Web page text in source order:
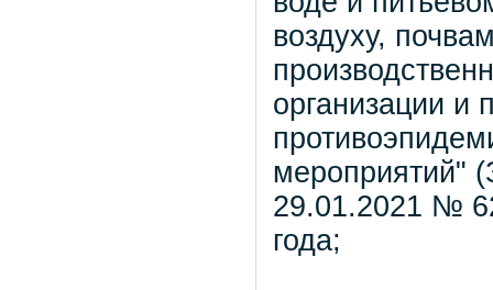
воздуху,
организации и
мероприятий"
29.01.2021 №
года;